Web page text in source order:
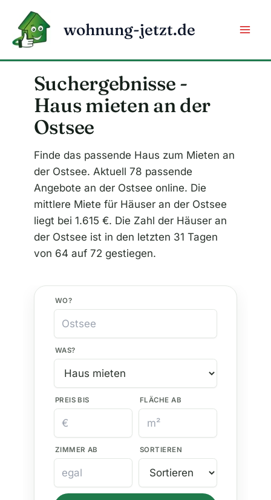
Inhalt
springen
wohnung-jetzt.de
Suchergebnisse -
Haus mieten an der
Ostsee
Finde das passende Haus zum Mieten an
der Ostsee. Aktuell 78 passende
Angebote an der Ostsee online. Die
mittlere Miete für Häuser an der Ostsee
liegt bei 1.615 €. Die Zahl der Häuser an
der Ostsee ist in den letzten 31 Tagen
von 64 auf 72 gestiegen.
WO?
WAS?
PREIS BIS FLÄCHE AB
ZIMMER AB SORTIEREN